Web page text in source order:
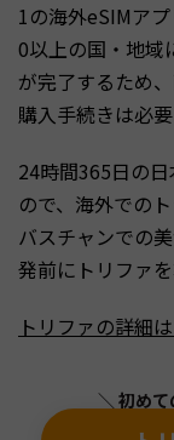
1の海外eSIMア
0以上の国・地域
が完了するため
購入手続きは必要
24時間365日の
ので、海外での
バスチャンでの
発前にトリファ
トリファの詳細
＼ 初め